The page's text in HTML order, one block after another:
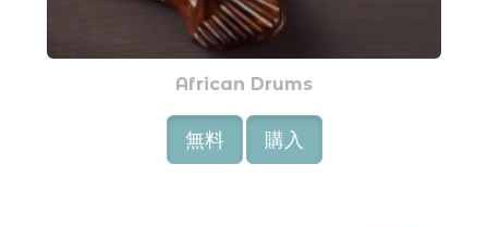
African Drums
無料 購入